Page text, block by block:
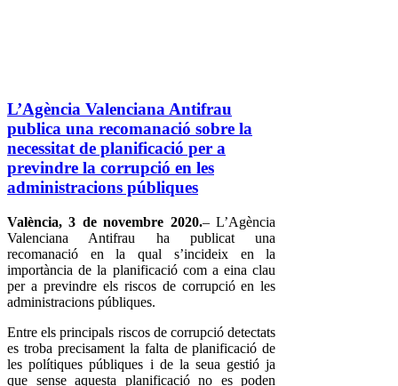
L’Agència Valenciana Antifrau
publica una recomanació sobre la
necessitat de planificació per a
previndre la corrupció en les
administracions públiques
València, 3 de novembre 2020.– L’Agència
Valenciana Antifrau ha publicat una
recomanació en la qual s’incideix en la
importància de la planificació com a eina clau
per a previndre els riscos de corrupció en les
administracions públiques.
Entre els principals riscos de corrupció detectats
es troba precisament la falta de planificació de
les polítiques públiques i de la seua gestió ja
que sense aquesta planificació no es poden